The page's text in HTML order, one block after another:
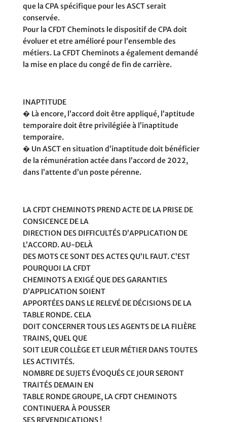
que la CPA spécifique pour les ASCT serait
conservée.
Pour la CFDT Cheminots le dispositif de CPA doit
évoluer et etre amélioré pour l’ensemble des
métiers. La CFDT Cheminots a également demandé
la mise en place du congé de fin de carrière.
INAPTITUDE
� Là encore, l’accord doit être appliqué, l’aptitude
temporaire doit être privilégiée à l’inaptitude
temporaire.
� Un ASCT en situation d’inaptitude doit bénéficier
de la rémunération actée dans l’accord de 2022,
dans l’attente d’un poste pérenne.
LA CFDT CHEMINOTS PREND ACTE DE LA PRISE DE
CONSICENCE DE LA
DIRECTION DES DIFFICULTÉS D’APPLICATION DE
L’ACCORD. AU-DELÀ
DES MOTS CE SONT DES ACTES QU’IL FAUT. C’EST
POURQUOI LA CFDT
CHEMINOTS A EXIGÉ QUE DES GARANTIES
D’APPLICATION SOIENT
APPORTÉES DANS LE RELEVÉ DE DÉCISIONS DE LA
TABLE RONDE. CELA
DOIT CONCERNER TOUS LES AGENTS DE LA FILIÈRE
TRAINS, QUEL QUE
SOIT LEUR COLLÈGE ET LEUR MÉTIER DANS TOUTES
LES ACTIVITÉS.
NOMBRE DE SUJETS ÉVOQUÉS CE JOUR SERONT
TRAITÉS DEMAIN EN
TABLE RONDE GROUPE, LA CFDT CHEMINOTS
CONTINUERA À POUSSER
SES REVENDICATIONS !